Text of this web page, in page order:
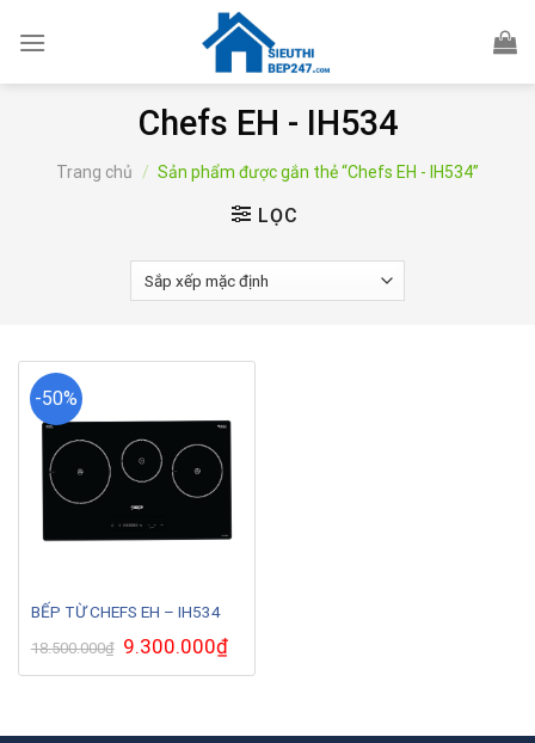
Chefs EH - IH534
Trang chủ / Sản phẩm được gắn thẻ “Chefs EH - IH534”
LỌC
-50%
BẾP TỪ CHEFS EH – IH534
18.500.000₫ Giá
gốc
là:
9.300.000₫Giá
hiện
tại